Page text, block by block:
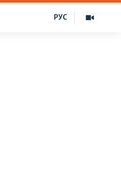
РУС